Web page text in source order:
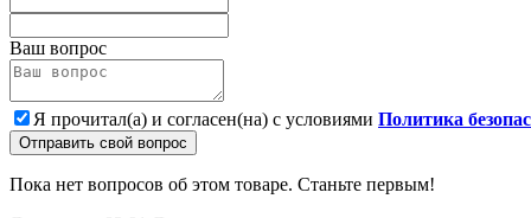
Ваш вопрос
Я прочитал(а) и согласен(на) с условиями Политика
Отправить свой вопрос
Пока нет вопросов об этом товаре. Станьте первым!